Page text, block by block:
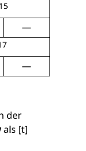
15
—
—
der
als [t]